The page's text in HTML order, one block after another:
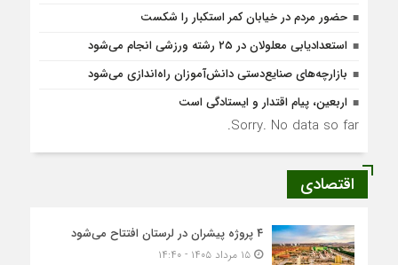
حضور مردم در خیابان کمر استکبار را شکست
استعدادیابی معلولان در ۲۵ رشته ورزشی انجام می‌شود
بازارچه‌های صنایع‌دستی دانش‌آموزان راه‌اندازی می‌شود
اربعین، پیام اقتدار و ایستادگی است
Sorry. No data so far.
اقتصادی
۴ پروژه پیشران در لرستان افتتاح می‌شود
۱۵ مرداد ۱۴۰۵ - ۱۴:۴۰